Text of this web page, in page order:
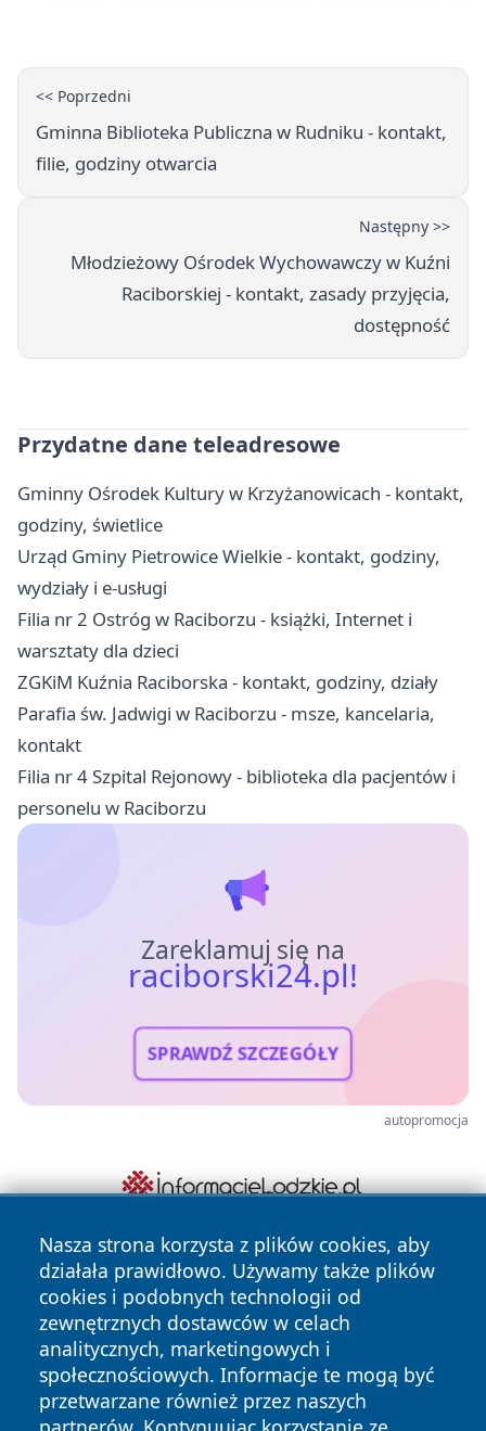
<< Poprzedni
Gminna Biblioteka Publiczna w Rudniku - kontakt,
filie, godziny otwarcia
Następny >>
Młodzieżowy Ośrodek Wychowawczy w Kuźni
Raciborskiej - kontakt, zasady przyjęcia,
dostępność
Przydatne dane teleadresowe
Gminny Ośrodek Kultury w Krzyżanowicach - kontakt,
godziny, świetlice
Urząd Gminy Pietrowice Wielkie - kontakt, godziny,
wydziały i e-usługi
Filia nr 2 Ostróg w Raciborzu - książki, Internet i
warsztaty dla dzieci
ZGKiM Kuźnia Raciborska - kontakt, godziny, działy
Parafia św. Jadwigi w Raciborzu - msze, kancelaria,
kontakt
Filia nr 4 Szpital Rejonowy - biblioteka dla pacjentów i
personelu w Raciborzu
Zareklamuj się na
raciborski24.pl!
SPRAWDŹ SZCZEGÓŁY
autopromocja
Nasza strona korzysta z plików cookies, aby
działała prawidłowo. Używamy także plików
cookies i podobnych technologii od
zewnętrznych dostawców w celach
analitycznych, marketingowych i
społecznościowych. Informacje te mogą być
przetwarzane również przez naszych
Copyright © 2026 raciborski24.pl Wszystkie prawa
zastrzeżone.